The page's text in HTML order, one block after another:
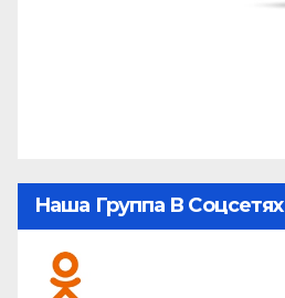
Наша Группа В Соцсетях